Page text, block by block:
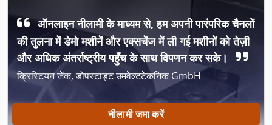
ऑनलाइन नीलामी के माध्यम से, हम अपनी पारंपरिक चैनलों
की तुलना में डेमो मशीनें और एक्सचेंज में ली गई मशीनों को तेज़ी
और अधिक अंतर्राष्ट्रीय पहुँच के साथ विपणन कर सके।
क्रिस्टियन जेंक, डोपस्टाड्ट उमवेल्टटेकनिक GmbH
नीलामी जमा करें